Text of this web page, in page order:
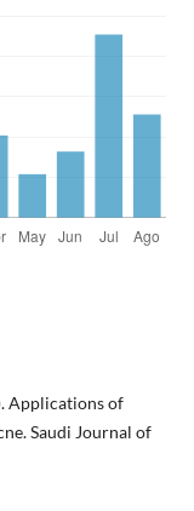
Applications of
Saudi Journal of